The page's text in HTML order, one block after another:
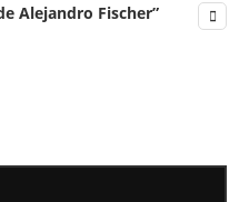
Alejandro Fischer”